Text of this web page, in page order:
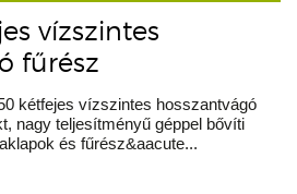
vízszintes
fűrész
kétfejes vízszintes hosszantvágó
nagy teljesítményű géppel bővíti
és fűrész&aacute...